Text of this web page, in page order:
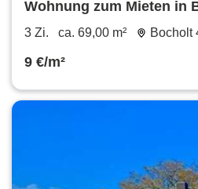
Wohnung zum Mieten in
3 Zi. ca. 69,00 m² Bocholt
9 €/m²